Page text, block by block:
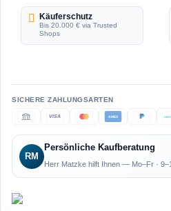
Käuferschutz
Bis 20.000 € via Trusted
Shops
VISA AMEX
RM
Persönliche Kaufberatung
Herr Matzke hilft Ihnen — Mo–Fr ·